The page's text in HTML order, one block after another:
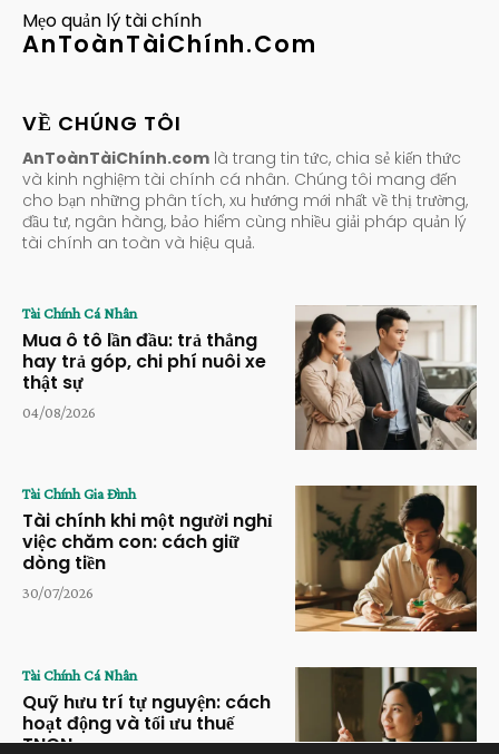
Mẹo quản lý tài chính
AnToànTàiChính.Com
VỀ CHÚNG TÔI
AnToànTàiChính.com là trang tin tức, chia sẻ kiến thức
và kinh nghiệm tài chính cá nhân. Chúng tôi mang đến
cho bạn những phân tích, xu hướng mới nhất về thị trường,
đầu tư, ngân hàng, bảo hiểm cùng nhiều giải pháp quản lý
tài chính an toàn và hiệu quả.
Tài Chính Cá Nhân
Mua ô tô lần đầu: trả thẳng
hay trả góp, chi phí nuôi xe
thật sự
04/08/2026
Tài Chính Gia Đình
Tài chính khi một người nghỉ
việc chăm con: cách giữ
dòng tiền
30/07/2026
Tài Chính Cá Nhân
Quỹ hưu trí tự nguyện: cách
hoạt động và tối ưu thuế
TNCN